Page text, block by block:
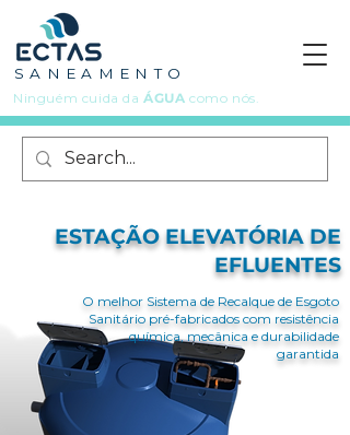
S A N E A M E N T O
Ninguém cuida daÁGUA como nós.
ESTAÇÃO ELEVATÓRIA DE
EFLUENTES
O melhor Sistema de Recalque de Esgoto
Sanitário pré-fabricados com resistência
química, mecânica e durabilidade
garantida